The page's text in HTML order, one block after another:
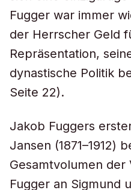
Fugger war immer
der Herrscher Geld
Repräsentation,
dynastische Politik
Seite 22).
Jakob Fuggers
Jansen (1871–1912)
Gesamtvolumen der
Fugger an Sigmund